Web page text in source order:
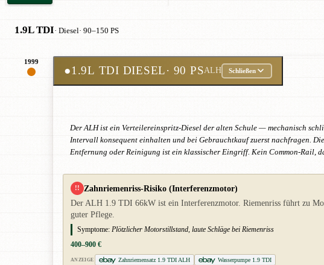
1.9L TDI· Diesel· 90–150 PS
1999
●1.9L TDI DIESEL· 90 PSALH Schließen
Der ALH ist ein Verteilereinspritz-Diesel der alten Schule — mechanisch
Intervall konsequent einhalten und bei Gebrauchtkauf zuerst nachfragen.
Entfernung oder Reinigung ist ein klassischer Eingriff. Kein Common-Rail,
!! Zahnriemenriss-Risiko (Interferenzmotor)
Der ALH 1.9 TDI 66kW ist ein Interferenzmotor. Riemenriss führt zu
guter Pflege.
Symptome: Plötzlicher Motorstillstand, laute Schläge bei Riemenriss
400–900 €
ANZEIGE Zahnriemensatz 1.9 TDI ALH Wasserpumpe 1.9 TDI